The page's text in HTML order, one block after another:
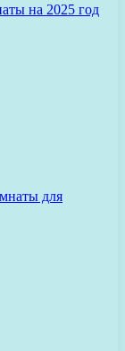
на 2025 год
для